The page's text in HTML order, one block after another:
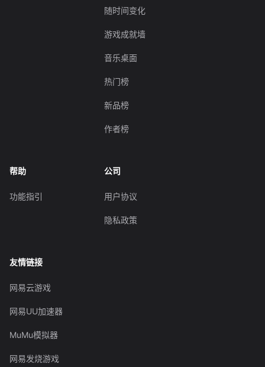
随时间变化
游戏成就墙
音乐桌面
热门榜
新品榜
作者榜
帮助
功能指引
公司
用户协议
隐私政策
友情链接
网易云游戏
网易UU加速器
MuMu模拟器
网易发烧游戏